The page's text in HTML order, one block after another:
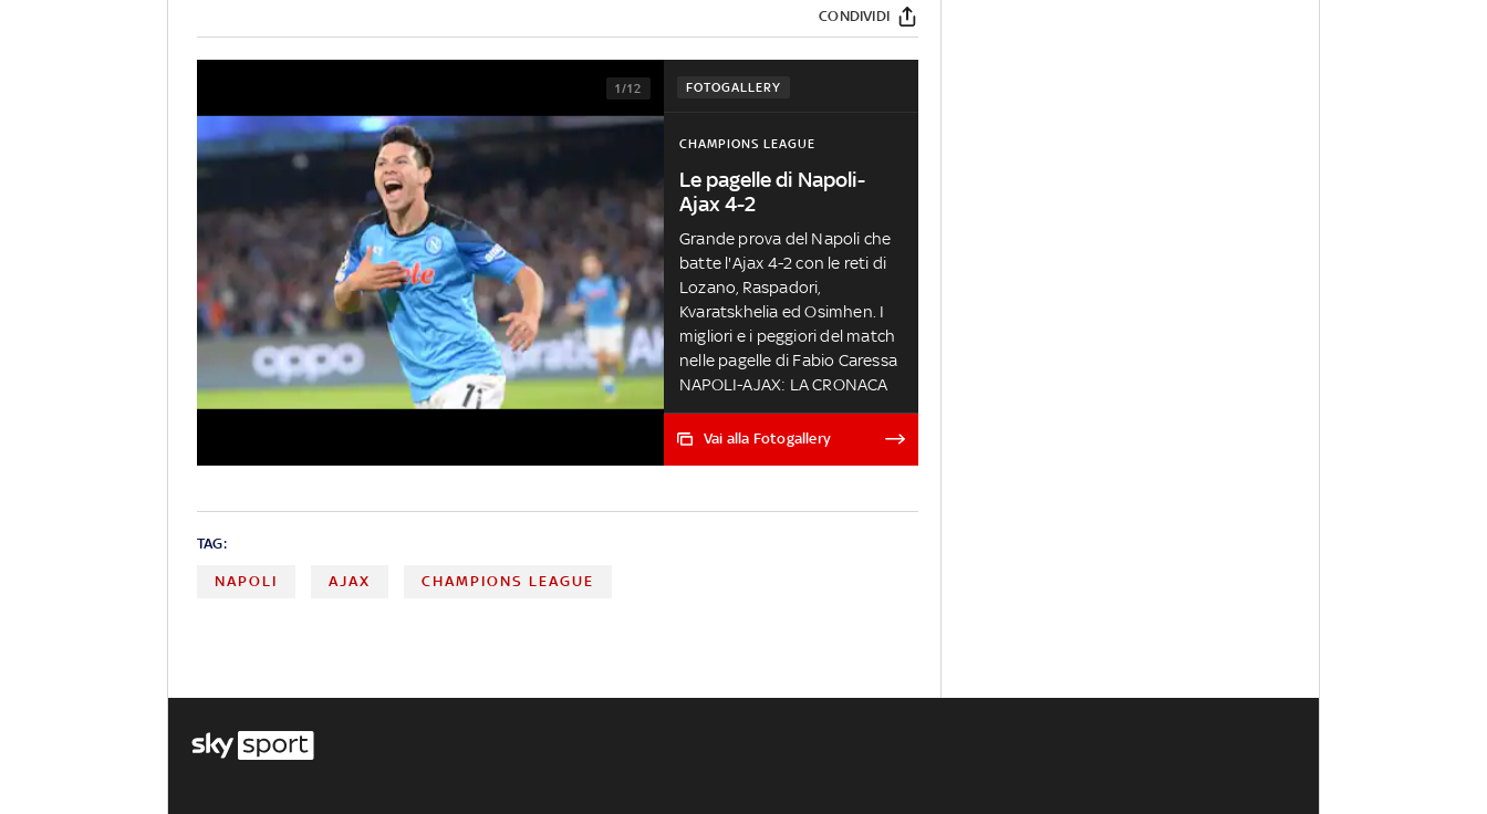
CONDIVIDI
FOTOGALLERY
1/12
CHAMPIONS LEAGUE
Le pagelle di Napoli-
Ajax 4-2
Grande prova del Napoli che
batte l'Ajax 4-2 con le reti di
Lozano, Raspadori,
Kvaratskhelia ed Osimhen. I
migliori e i peggiori del match
nelle pagelle di Fabio Caressa
NAPOLI-AJAX: LA CRONACA
Vai alla Fotogallery
TAG:
NAPOLI AJAX CHAMPIONS LEAGUE